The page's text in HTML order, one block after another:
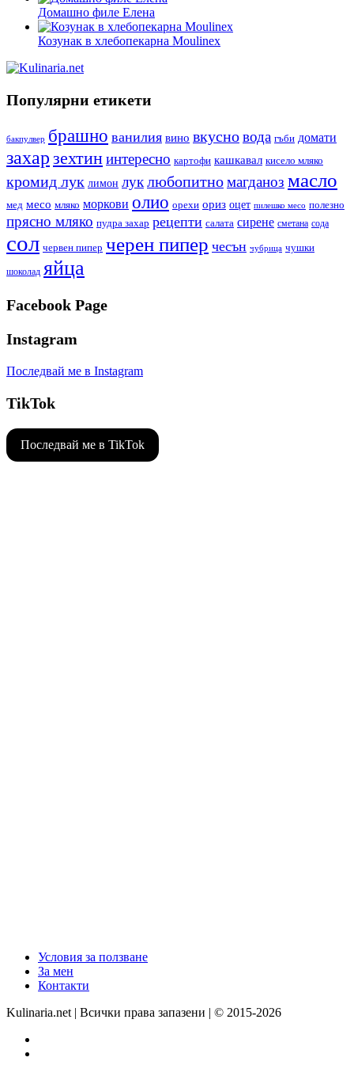
Домашно филе Елена
Козунак в хлебопекарна Moulinex
Популярни етикети
бакпулвер брашно ванилия вино вкусновода гъби домати
захар зехтининтересно картофи кашкавал кисело мляко
кромид лук лимон луклюбопитномагданоз масло
мед месо мляко моркови олио орехи ориз оцет пилешко месо полезно
прясно мляко пудра захар рецепти салата сирене сметана сода
сол червен пипер черен пипер чесън чубрица чушки
шоколад яйца
Facebook Page
Instagram
Последвай ме в Instagram
TikTok
Последвай ме в TikTok
Условия за ползване
За мен
Контакти
Kulinaria.net | Всички права запазени | © 2015-2026